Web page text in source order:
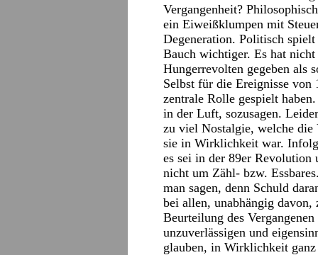
Vergangenheit?
ein Eiweißklumpen mit
Degeneration. Politisch
Bauch wichtiger. Es hat
Hungerrevolten gegeben als
Selbst für die Ereignisse von
zentrale Rolle gespielt
in der Luft, sozusagen.
zu viel Nostalgie, welche die
sie in Wirklichkeit war.
es sei in der 89er Revolution
nicht um Zähl- bzw.
man sagen, denn Schuld
bei allen, unabhängig
Beurteilung des
unzuverlässigen und
glauben, in Wirklichkeit